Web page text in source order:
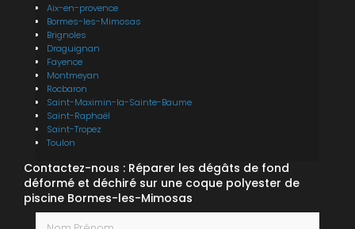
Aix-en-provence
Bormes-les-Mimosas
Brignoles
Draguignan
Fayence
Montmeyan
Rocbaron
Saint-Maximin-la-Sainte-Baume
Saint-Raphaël
Saint-Tropez
Toulon
Contactez-nous : Réparer les dégâts de fond
déformé et déchiré sur une coque polyester de
piscine Bormes-les-Mimosas